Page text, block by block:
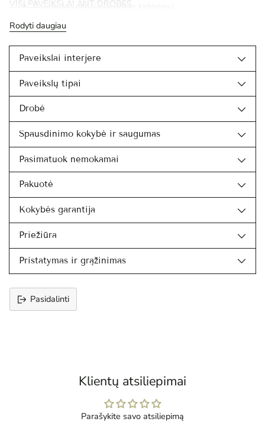
Paveikslas pilnai paruoštas kabinimui
VISI PAVEIKSLAI ANT DROBĖS
Rodyti daugiau
Paveikslai interjere
Paveikslų tipai
Drobė
Spausdinimo kokybė ir saugumas
Pasimatuok nemokamai
Pakuotė
Kokybės garantija
Priežiūra
Pristatymas ir grąžinimas
Pasidalinti
Klientų atsiliepimai
Parašykite savo atsiliepimą